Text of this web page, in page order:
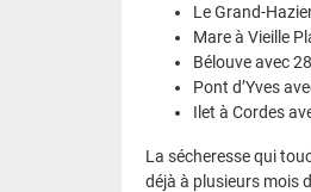
Le Grand-
Mare à Vieille
Bélouve avec
Pont d’Yves
Ilet à Cordes
La sécheresse qui
déjà à plusieurs mois